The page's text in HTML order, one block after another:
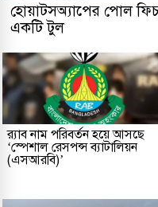
হোয়াটসঅ্যাপের পোল
একটি টুল
র‌্যাব নাম পরিবর্তন হয়ে আসছে
‘স্পেশাল রেসপন্স ব্যাটালিয়ন
(এসআরবি)’